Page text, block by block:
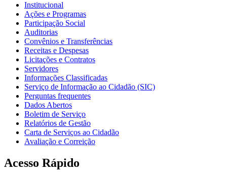
Institucional
Ações e Programas
Participação Social
Auditorias
Convênios e Transferências
Receitas e Despesas
Licitações e Contratos
Servidores
Informações Classificadas
Serviço de Informação ao Cidadão (SIC)
Perguntas frequentes
Dados Abertos
Boletim de Serviço
Relatórios de Gestão
Carta de Serviços ao Cidadão
Avaliação e Correição
Acesso Rápido